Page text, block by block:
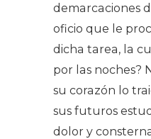
demarcaciones
oficio que le
dicha tarea, la
por las noches?
su corazón lo
sus futuros
dolor y